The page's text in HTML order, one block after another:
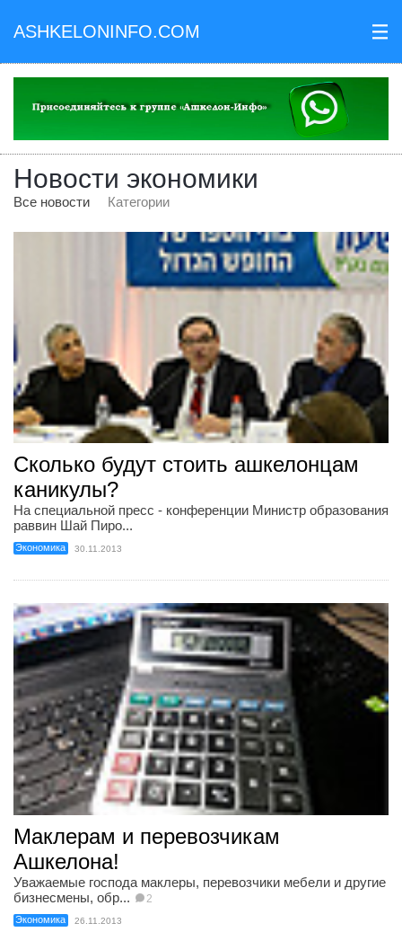
ASHKELONINFO.COM III
Новости экономики
Все новости Категории
Сколько будут стоить ашкелонцам
каникулы?
На специальной пресс - конференции Министр образования
раввин Шай Пиро...
Экономика 30.11.2013
Маклерам и перевозчикам
Ашкелона!
Уважаемые господа маклеры, перевозчики мебели и другие
бизнесмены, обр...
2
Экономика 26.11.2013